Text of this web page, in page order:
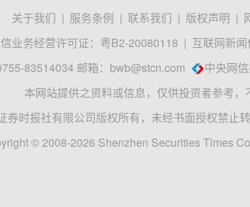
关于我们 | 服务条例 | 联系我们 | 版权声明 |
业务经营许可证：粤B2-20080118 | 互联网新
83514034 邮箱： bwb@stcn.com 中央网
本网站提供之资料或信息，仅供投资者参考，
券时报社有限公司版权所有，未经书面授权禁止
© 2008-2026 Shenzhen Securities Times